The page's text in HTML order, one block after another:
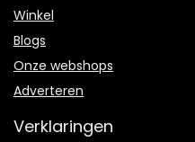
Winkel
Blogs
Onze webshops
Adverteren
Verklaringen